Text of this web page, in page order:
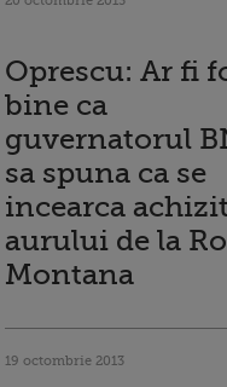
Oprescu: Ar fi
bine ca
guvernatorul
sa spuna ca se
incearca
aurului de la
Montana
19 octombrie 2013